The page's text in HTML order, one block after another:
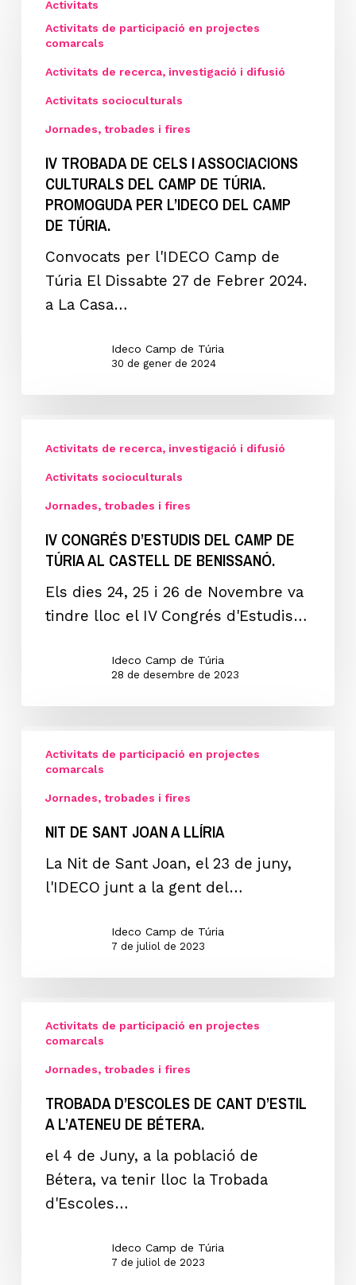
TROBADA
ASSOCIACIONS
CULTURALS
CAMP
TÚRIA.
Activitats
Activitats de participació en projectes
comarcals
Activitats de recerca, investigació i difusió
Activitats socioculturals
Jornades, trobades i fires
IV TROBADA DE CELS I ASSOCIACIONS
CULTURALS DEL CAMP DE TÚRIA.
PROMOGUDA PER L’IDECO DEL CAMP
DE TÚRIA.
Convocats per l'IDECO Camp de
Túria El Dissabte 27 de Febrer 2024.
a La Casa…
Ideco Camp de Túria
30 de gener de 2024
CONGRÉS
D’ESTUDIS
TÚRIA
Castell
Activitats de recerca, investigació i difusió
Activitats socioculturals
Jornades, trobades i fires
IV CONGRÉS D’ESTUDIS DEL CAMP DE
TÚRIA AL CASTELL DE BENISSANÓ.
Els dies 24, 25 i 26 de Novembre va
tindre lloc el IV Congrés d'Estudis…
Ideco Camp de Túria
28 de desembre de 2023
LLÍRIA
Activitats de participació en projectes
comarcals
Jornades, trobades i fires
NIT DE SANT JOAN A LLÍRIA
La Nit de Sant Joan, el 23 de juny,
l'IDECO junt a la gent del…
Ideco Camp de Túria
7 de juliol de 2023
D’ESCOLES
D’ESTIL
L’ATENEU
BÉTERA.
Activitats de participació en projectes
comarcals
Jornades, trobades i fires
TROBADA D’ESCOLES DE CANT D’ESTIL
A L’ATENEU DE BÉTERA.
el 4 de Juny, a la població de
Bétera, va tenir lloc la Trobada
d'Escoles…
Ideco Camp de Túria
7 de juliol de 2023